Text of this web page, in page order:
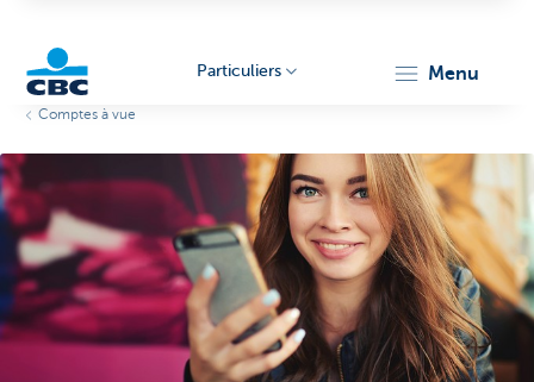
Particuliers menu
Comptes à vue